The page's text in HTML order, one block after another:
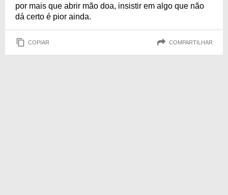
por mais que abrir mão doa, insistir em algo que não
dá certo é pior ainda.
COPIAR COMPARTILHAR